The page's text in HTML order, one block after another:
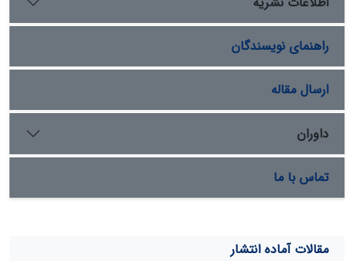
معنی‏داری در پذیرش بیمة مرتع داشته است.
راهنمای نویسندگان
ارسال مقاله
داوران
تماس با ما
مقالات آماده انتشار